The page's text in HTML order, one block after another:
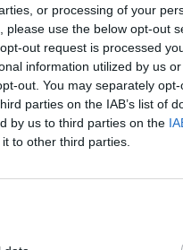
or processing of your
use the below opt-out
out request is processed
information utilized by us
out. You may separately
parties on the IAB’s list of
by us to third parties on the
to other third parties.
v Starem Velenju.
koncertni zbor pa 48
in Pennsylvania.
ljudsko glasbo